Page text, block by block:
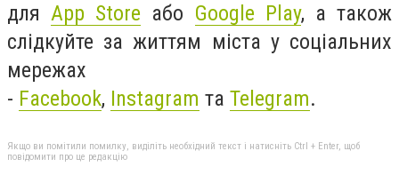
дляApp Store або Google Play, а також
слідкуйте за життям міста у соціальних
мережах
- Facebook, Instagram та Telegram.
Якщо ви помітили помилку, виділіть необхідний текст і натисніть Ctrl + Enter, щоб
повідомити про це редакцію